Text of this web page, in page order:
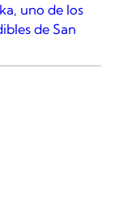
uno de los
de San